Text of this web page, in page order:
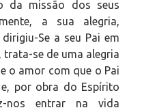
da missão dos seus
a sua alegria,
Se a seu Pai em
trata-se de uma alegria
o amor com que o Pai
por obra do Espírito
nos entrar na vida